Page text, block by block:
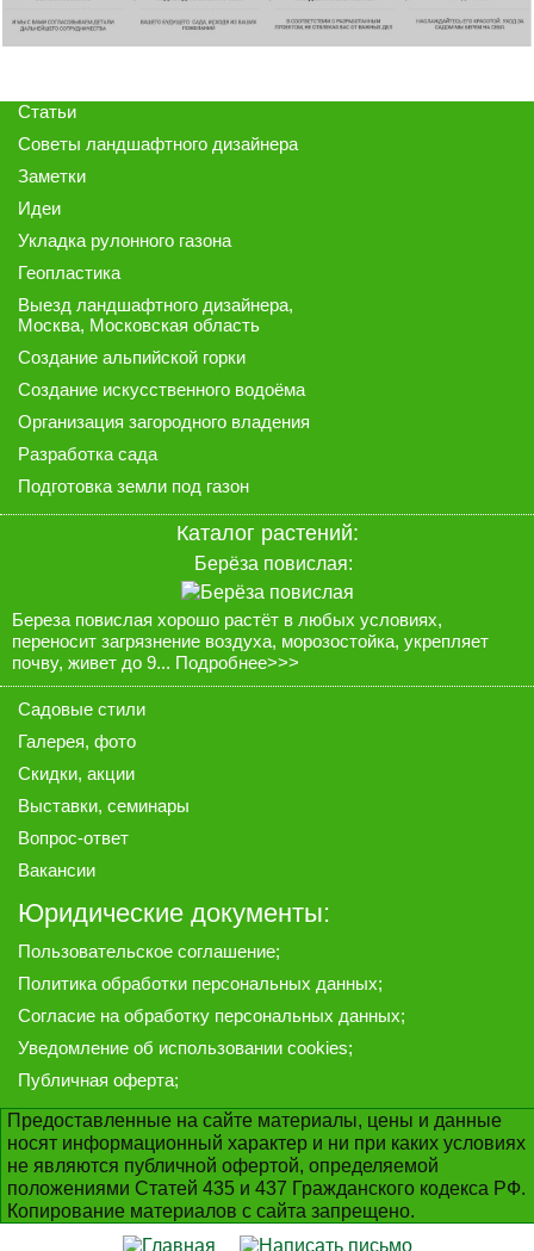
Статьи
Советы ландшафтного дизайнера
Заметки
Идеи
Укладка рулонного газона
Геопластика
Выезд ландшафтного дизайнера,
Москва, Московская область
Создание альпийской горки
Создание искусственного водоёма
Организация загородного владения
Разработка сада
Подготовка земли под газон
Каталог растений:
Берёза повислая:
Береза повислая хорошо растёт в любых условиях,
переносит загрязнение воздуха, морозостойка, укрепляет
почву, живет до 9... Подробнее>>>
Садовые стили
Галерея, фото
Скидки, акции
Выставки, семинары
Вопрос-ответ
Вакансии
Юридические документы:
Пользовательское соглашение;
Политика обработки персональных данных;
Согласие на обработку персональных данных;
Уведомление об использовании cookies;
Публичная оферта;
Предоставленные на сайте материалы, цены и данные
носят информационный характер и ни при каких условиях
не являются публичной офертой, определяемой
положениями Статей 435 и 437 Гражданского кодекса РФ.
Копирование материалов с сайта запрещено.